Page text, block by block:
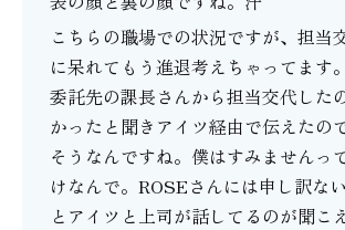
こちらの職場での状況ですが、担当
に呆れてもう進退考えちゃってます。
委託先の課長さんから担当交代した
かったと聞きアイツ経由で伝えたの
そうなんですね。僕はすみませんっ
けなんで。ROSEさんには申し訳な
とアイツと上司が話してるのが聞こ